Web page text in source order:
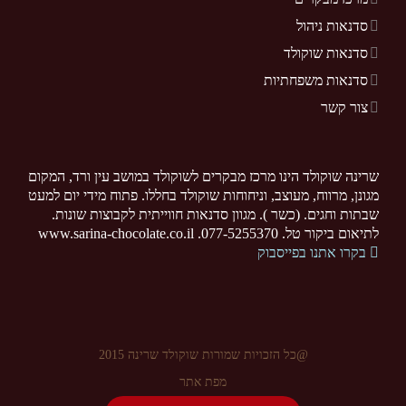
סדנאות ניהול
סדנאות שוקולד
סדנאות משפחתיות
צור קשר
שרינה שוקולד הינו מרכז מבקרים לשוקולד במושב עין ורד, המקום
מגונן, מרווח, מעוצב, וניחוחות שוקולד בחללו. פתוח מידי יום למעט
שבתות וחגים. (כשר ). מגוון סדנאות חווייתית לקבוצות שונות.
לתיאום ביקור טל. 077-5255370. www.sarina-chocolate.co.il
בקרו אתנו בפייסבוק
@כל הזכויות שמורות שוקולד שרינה 2015
מפת אתר